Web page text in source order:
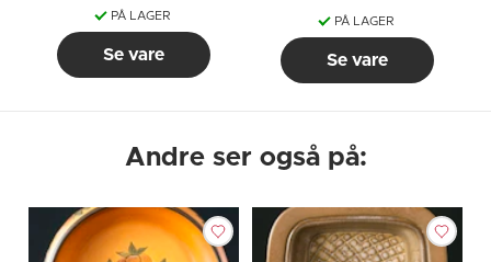
PÅ LAGER
Se vare
PÅ LAGER
Se vare
Andre ser også på: